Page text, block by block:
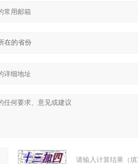
请输入计算结果（